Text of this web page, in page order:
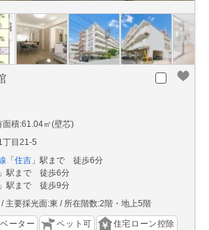
面積:61.04㎡(壁芯)
丁目21-5
「 住吉 」駅まで 徒歩6分
」駅まで 徒歩6分
」駅まで 徒歩9分
主要採光面:東 所在階数:2階・地上5階
ーター ペット可
住宅ローン控除